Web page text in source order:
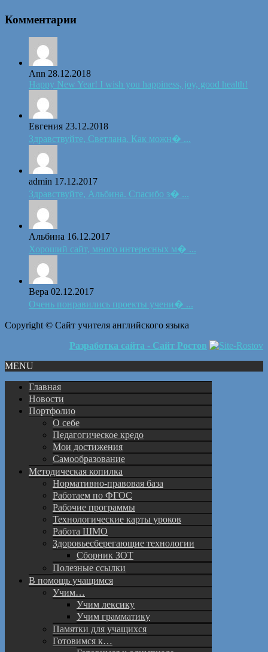
Комментарии
Ann 28.12.2018
Happy New Year! I wish you happiness, joy, good health!
Евгения 23.12.2018
Здравствуйте, Светлана. Как можн� ...
admin 17.12.2017
Здравствуйте, Альбина. Спасибо з� ...
Альбина 16.12.2017
Хороший сайт, много интересных м� ...
Вера 02.12.2017
Очень понравились проекты учени� ...
Copyright © Сайт учителя английского языка
Разработка сайта - Сайт Ростов
MENU
Главная
Новости
Портфолио
О себе
Педагогическое кредо
Мои достижения
Самообразование
Методическая копилка
Нормативно-правовая база
Работаем по ФГОС
Рабочие программы
Технологические карты уроков
Работа ШМО
Здоровьесберегающие технологии
Сборник ЗОТ
Полезные ссылки
В помощь учащимся
Учим…
Учим лексику
Учим грамматику
Памятки для учащихся
Готовимся к…